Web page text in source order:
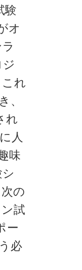
験
オ
れ
、
れ
人
味
の
試
ー
必